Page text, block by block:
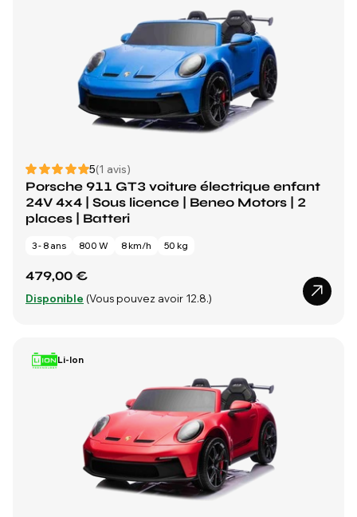
5(1 avis)
Porsche 911 GT3 voiture électrique enfant
24V 4x4 | Sous licence | Beneo Motors | 2
places | Batteri
3 - 8 ans 800 W 8 km/h 50 kg
479,00 €
Disponible (Vous pouvez avoir 12.8.)
Li-Ion